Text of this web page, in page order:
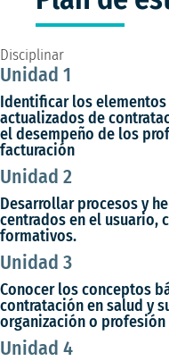
Disciplinar
Unidad 1
Identificar los
actualizados de
el desempeño de los
facturación
Unidad 2
Desarrollar procesos y
centrados en el usuario,
formativos.
Unidad 3
Conocer los conceptos
contratación en salud y
organización o profesión
Unidad 4